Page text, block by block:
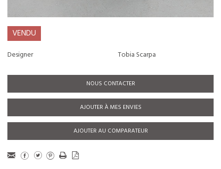
VENDU
Designer Tobia Scarpa
NOUS CONTACTER
AJOUTER À MES ENVIES
AJOUTER AU COMPARATEUR